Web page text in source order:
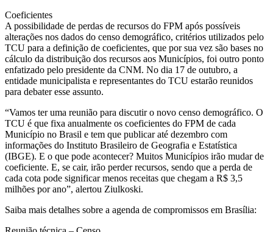
Coeficientes
A possibilidade de perdas de recursos do FPM após possíveis
alterações nos dados do censo demográfico, critérios utilizados pelo
TCU para a definição de coeficientes, que por sua vez são bases no
cálculo da distribuição dos recursos aos Municípios, foi outro ponto
enfatizado pelo presidente da CNM. No dia 17 de outubro, a
entidade municipalista e representantes do TCU estarão reunidos
para debater esse assunto.
“Vamos ter uma reunião para discutir o novo censo demográfico. O
TCU é que fixa anualmente os coeficientes do FPM de cada
Município no Brasil e tem que publicar até dezembro com
informações do Instituto Brasileiro de Geografia e Estatística
(IBGE). E o que pode acontecer? Muitos Municípios irão mudar de
coeficiente. E, se cair, irão perder recursos, sendo que a perda de
cada cota pode significar menos receitas que chegam a R$ 3,5
milhões por ano”, alertou Ziulkoski.
Saiba mais detalhes sobre a agenda de compromissos em Brasília: